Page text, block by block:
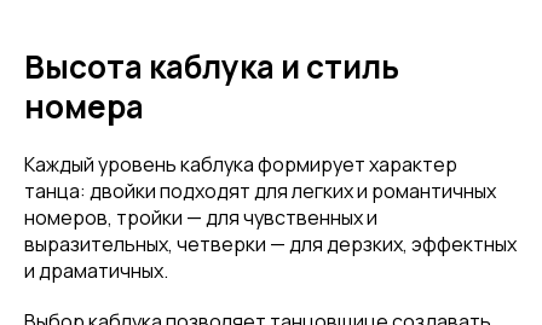
Высота каблука и стиль
номера
Каждый уровень каблука формирует характер
танца: двойки подходят для легких и романтичных
номеров, тройки — для чувственных и
выразительных, четверки — для дерзких, эффектных
и драматичных.